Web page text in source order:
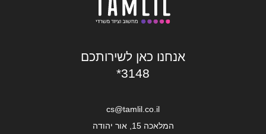
אנחנו כאן לשירותכם
*3148
cs@tamlil.co.il
המלאכה 15, אור יהודה